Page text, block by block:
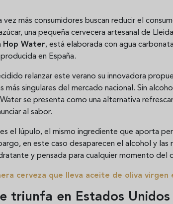
vez más consumidores buscan reducir el
una pequeña cervecera artesanal de
Hop Water, está elaborada con agua
en España.
relanzar este verano su innovadora
más singulares del mercado nacional. Sin
se presenta como una alternativa
al sabor.
el lúpulo, el mismo ingrediente que aporta
en este caso desaparecen el alcohol y las
y pensada para cualquier momento del
cerveza que lleva aceite de oliva virgen
triunfa en Estados Unidos